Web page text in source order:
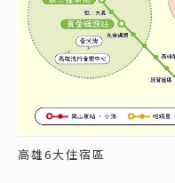
高雄6大住宿區